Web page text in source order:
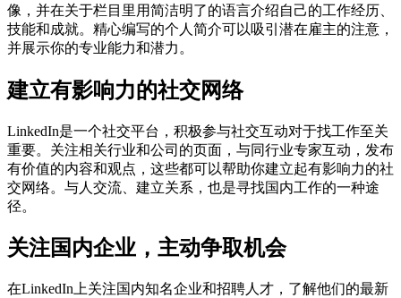
像，并在关于栏目里用简洁明了的语言介绍自己的工作经历、
技能和成就。精心编写的个人简介可以吸引潜在雇主的注意，
并展示你的专业能力和潜力。
建立有影响力的社交网络
LinkedIn是一个社交平台，积极参与社交互动对于找工作至关
重要。关注相关行业和公司的页面，与同行业专家互动，发布
有价值的内容和观点，这些都可以帮助你建立起有影响力的社
交网络。与人交流、建立关系，也是寻找国内工作的一种途
径。
关注国内企业，主动争取机会
在LinkedIn上关注国内知名企业和招聘人才，了解他们的最新